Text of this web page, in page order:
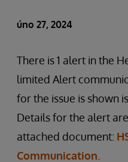
úno 27, 2024
There is 1 alert in the
limited Alert
for the issue is shown
Details for the alert
attached document:
Communication